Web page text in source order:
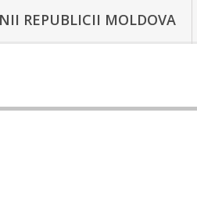
REPUBLICII MOLDOVA